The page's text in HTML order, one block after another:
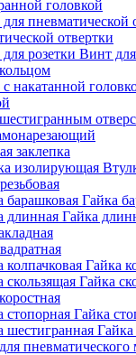
головкой
отвертки
Винт
заклепка
Гайка
Гайка
Гайка
Гайка
Гайка
пневматического